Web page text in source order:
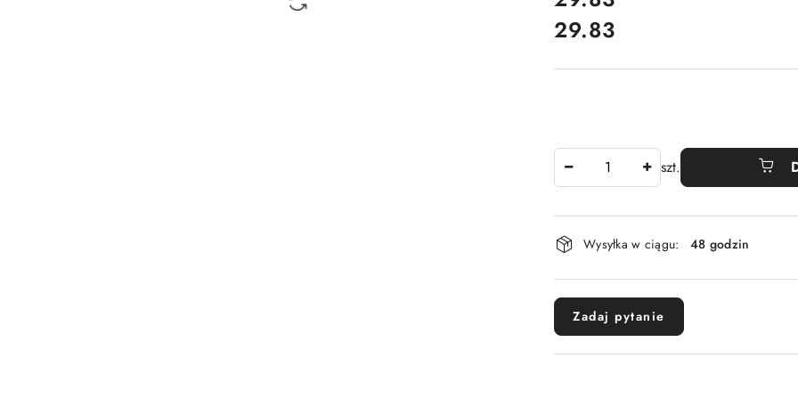
Cena:
29.83
szt.
Dostępność
i
dostawa
Wysyłka w ciągu: 48 godzin
Zadaj pytanie